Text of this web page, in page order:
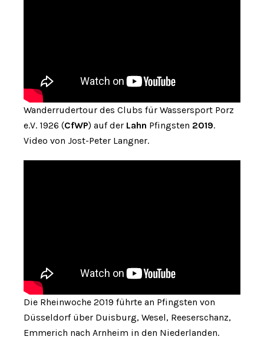
Wanderrudertour des Clubs für Wassersport Porz
e.V. 1926 (CfWP) auf der Lahn Pfingsten 2019.
Video von Jost-Peter Langner.
Die Rheinwoche 2019 führte an Pfingsten von
Düsseldorf über Duisburg, Wesel, Reeserschanz,
Emmerich nach Arnheim in den Niederlanden.